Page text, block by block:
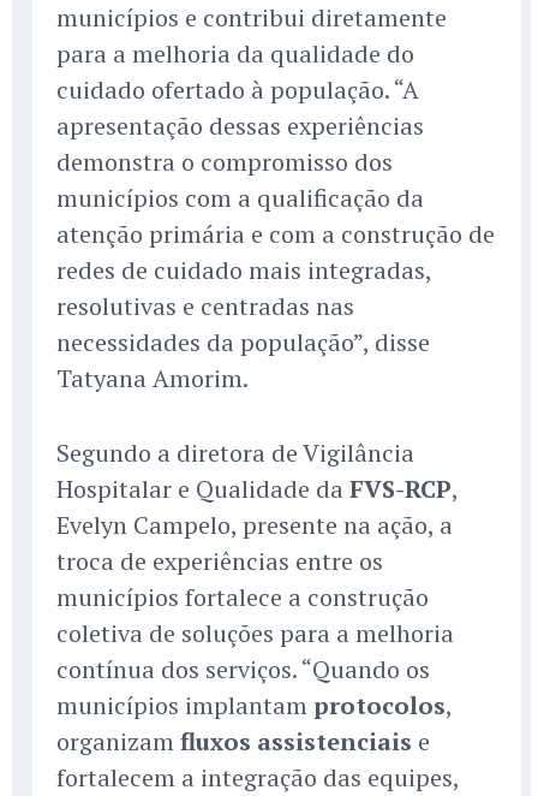
municípios e contribui diretamente
para a melhoria da qualidade do
cuidado ofertado à população. “A
apresentação dessas experiências
demonstra o compromisso dos
municípios com a qualificação da
atenção primária e com a construção de
redes de cuidado mais integradas,
resolutivas e centradas nas
necessidades da população”, disse
Tatyana Amorim.
Segundo a diretora de Vigilância
Hospitalar e Qualidade da FVS-RCP,
Evelyn Campelo, presente na ação, a
troca de experiências entre os
municípios fortalece a construção
coletiva de soluções para a melhoria
contínua dos serviços. “Quando os
municípios implantamprotocolos,
organizamfluxos assistenciais e
fortalecem a integração das equipes,